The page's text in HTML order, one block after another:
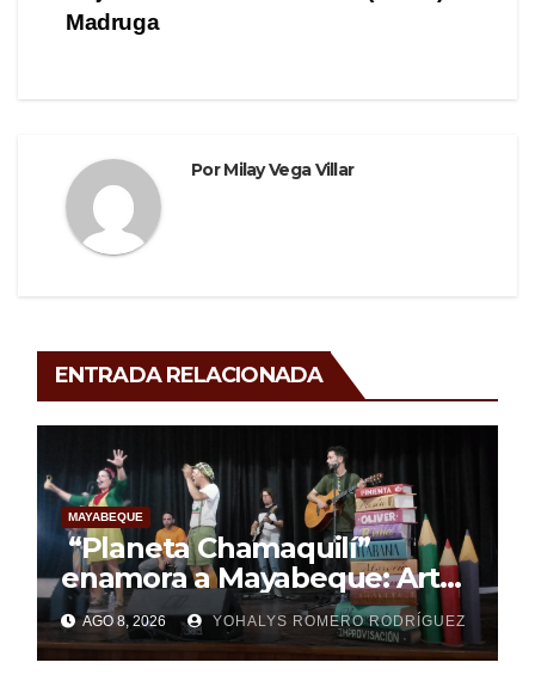
k
Madruga
PorMilay Vega Villar
ENTRADA RELACIONADA
MAYABEQUE
“Planeta Chamaquilí”
enamora a Mayabeque: Arte,
poesía y amor en la Semana
Mundial de la Lactancia
Materna
AGO 8, 2026 YOHALYS ROMERO RODRÍGUEZ